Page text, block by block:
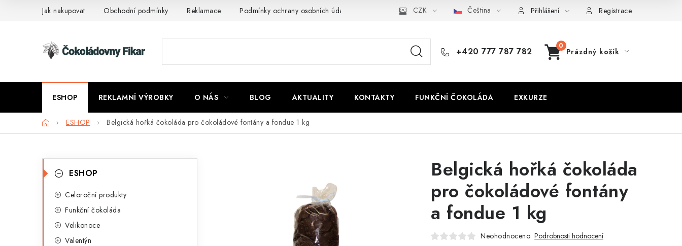
Jak nakupovat Obchodní podmínky Reklamace Podmínky ochrany osobních údajů CZK Čeština Přihlášení Registrace
+420 777 787 782
NÁKUPNÍ
Prázdný košík
ESHOP REKLAMNÍ VÝROBKY O NÁS BLOG AKTUALITY KONTAKTY FUNKČNÍ ČOKOLÁDA EXKURZE
DomůESHOP Belgická hořká čokoláda pro čokoládové fontány a fondue 1 kg
P
kategorie
K
a
ESHOP
Celoroční produkty
Funkční čokoláda
Velikonoce
Valentýn
Belgická hořká čokoláda
pro čokoládové fontány
a fondue 1 kg
Neohodnoceno Podrobnosti hodnocení